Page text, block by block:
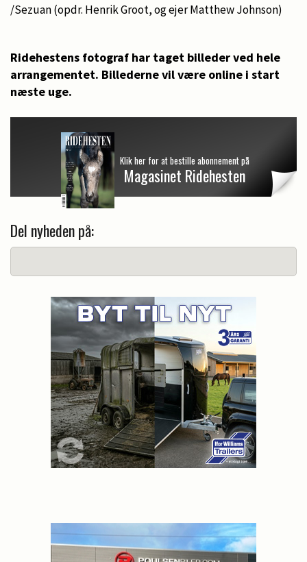
/Sezuan (opdr. Henrik Groot, og ejer Matthew Johnson)
Ridehestens fotograf har taget billeder ved hele
arrangementet. Billederne vil være online i start
næste uge.
Klik her for at bestille abonnement på
Magasinet Ridehesten
Del nyheden på: